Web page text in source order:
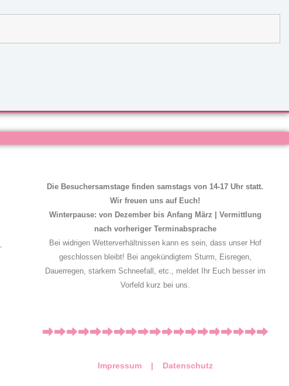
Die Besuchersamstage finden samstags von 14-17 Uhr statt.
Wir freuen uns auf Euch!
Winterpause: von Dezember bis Anfang März | Vermittlung
nach vorheriger Terminabsprache
Bei widrigen Wetterverhältnissen kann es sein, dass unser Hof
geschlossen bleibt! Bei angekündigtem Sturm, Eisregen,
Dauerregen, starkem Schneefall, etc., meldet Ihr Euch besser im
Vorfeld kurz bei uns.
Impressum | Datenschutz